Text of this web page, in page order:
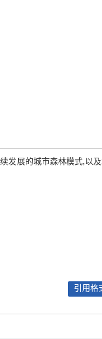
发展的城市森林模式,以
引用格